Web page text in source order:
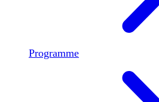
Programme